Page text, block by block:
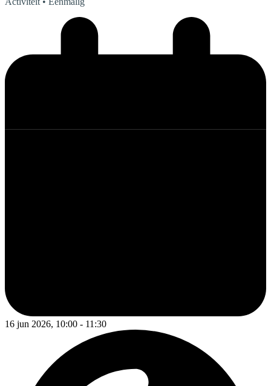
16 jun 2026, 10:00 - 11:30